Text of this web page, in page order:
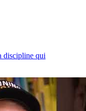
discipline qui